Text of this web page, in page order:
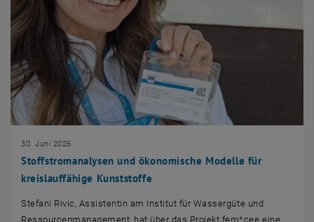
Stoffstromanalysen und ökonomische Modelle für
kreislauffähige Kunststoffe
30. Juni 2026
Stefani Rivic, Assistentin am Institut für Wassergüte und
Ressourcenmanagement, hat über das Projekt fem*cee eine